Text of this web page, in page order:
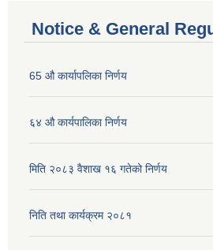
Notice & General
65 औ कार्यापलिका निर्णय
६४ औ कार्यपालिका निर्णय
मिति २०८३ वैशाख १६ गतेको निर्णय
निति तथा कार्यक्रम २०८१